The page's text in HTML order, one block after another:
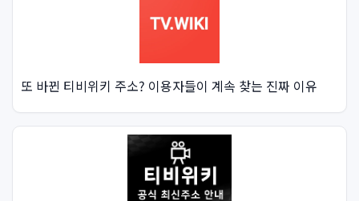
또 바뀐 티비위키 주소? 이용자들이 계속 찾는 진짜 이유